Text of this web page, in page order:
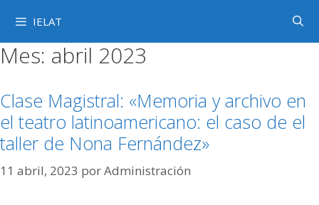
contenido
IELAT
Mes: abril 2023
Clase Magistral: «Memoria y archivo en
el teatro latinoamericano: el caso de el
taller de Nona Fernández»
11 abril, 2023 porAdministración